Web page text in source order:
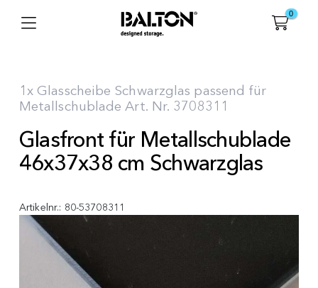
0
1x Glasscheibe Schwarzglas passend für
Metallschublade Art. Nr. 3708311
Glasfront für Metallschublade
46x37x38 cm Schwarzglas
Artikelnr.: 80-53708311